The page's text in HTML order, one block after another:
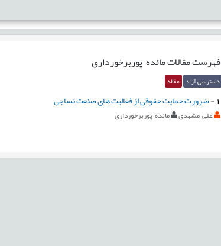
فهرست مقالاتمائده پوربرخورداری
دسترسی آزاد مقاله
1
-ضرورت حمایت حقوقی از فعالیت های صنعت نساجی
علی مشهدی مائده پوربرخورداری